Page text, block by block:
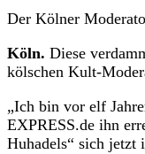
Der Kölner
Köln. Diese
kölschen Kult-
„Ich bin vor elf
EXPRESS.de ihn
Huhadels“ sich jetzt